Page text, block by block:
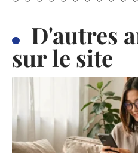
D'autres
sur le site